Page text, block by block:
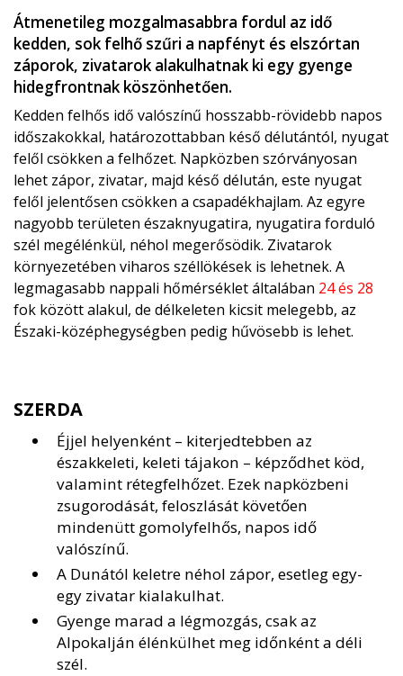
Átmenetileg mozgalmasabbra fordul az idő
kedden, sok felhő szűri a napfényt és elszórtan
záporok, zivatarok alakulhatnak ki egy gyenge
hidegfrontnak köszönhetően.
Kedden felhős idő valószínű hosszabb-rövidebb napos
időszakokkal, határozottabban késő délutántól, nyugat
felől csökken a felhőzet. Napközben szórványosan
lehet zápor, zivatar, majd késő délután, este nyugat
felől jelentősen csökken a csapadékhajlam. Az egyre
nagyobb területen északnyugatira, nyugatira forduló
szél megélénkül, néhol megerősödik. Zivatarok
környezetében viharos széllökések is lehetnek. A
legmagasabb nappali hőmérséklet általában 24 és 28
fok között alakul, de délkeleten kicsit melegebb, az
Északi-középhegységben pedig hűvösebb is lehet.
SZERDA
Éjjel helyenként – kiterjedtebben az
északkeleti, keleti tájakon – képződhet köd,
valamint rétegfelhőzet. Ezek napközbeni
zsugorodását, feloszlását követően
mindenütt gomolyfelhős, napos idő
valószínű.
A Dunától keletre néhol zápor, esetleg egy-
egy zivatar kialakulhat.
Gyenge marad a légmozgás, csak az
Alpokalján élénkülhet meg időnként a déli
szél.